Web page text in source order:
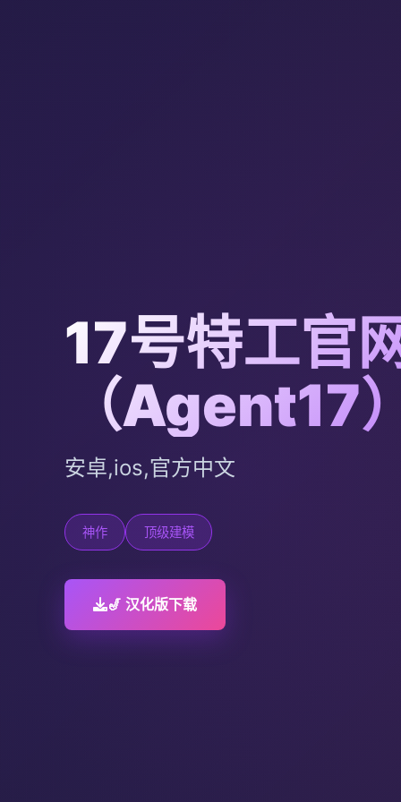
17号特工官
（Agent17
安卓,ios,官方中文
神作 顶级建模
🎷 汉化版下载